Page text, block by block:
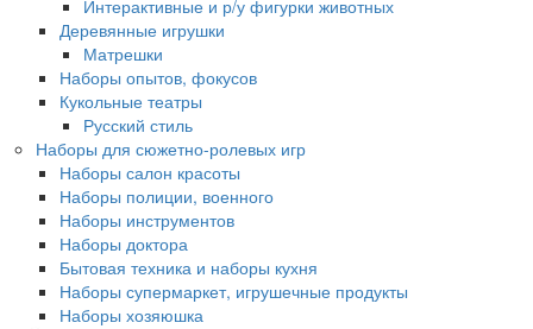
Интерактивные и р/у фигурки животных
Деревянные игрушки
Матрешки
Наборы опытов, фокусов
Кукольные театры
Русский стиль
Наборы для сюжетно-ролевых игр
Наборы салон красоты
Наборы полиции, военного
Наборы инструментов
Наборы доктора
Бытовая техника и наборы кухня
Наборы супермаркет, игрушечные продукты
Наборы хозяюшка